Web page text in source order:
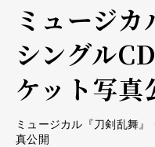
ミュージカ
シングル
ケット写真
ミュージカル『刀剣乱舞
真公開